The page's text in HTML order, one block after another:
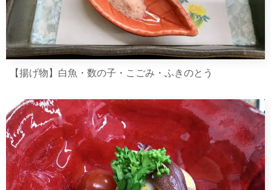
【揚げ物】白魚・数の子・こごみ・ふきのとう